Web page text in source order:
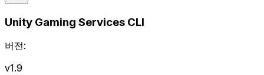
Unity Gaming Services CLI
버전:
v1.9